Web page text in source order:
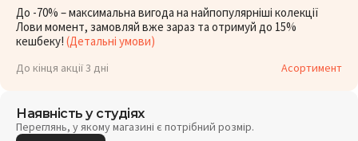
До -70% – максимальна вигода на найпопулярніші колекції
Лови момент, замовляй вже зараз та отримуй до 15%
кешбеку! (Детальні умови)
До кінця акції 3 дні Асортимент
Наявність у студіях
Переглянь, у якому магазині є потрібний розмір.